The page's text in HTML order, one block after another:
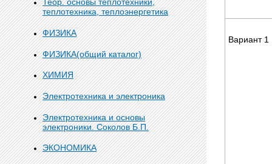
Теор. основы теплотехники,
теплотехника, теплоэнергетика
ФИЗИКА
ФИЗИКА(общий каталог)
ХИМИЯ
Электротехника и электроника
Электротехника и основы
электроники. Соколов Б.П.
ЭКОНОМИКА
Вариант 1